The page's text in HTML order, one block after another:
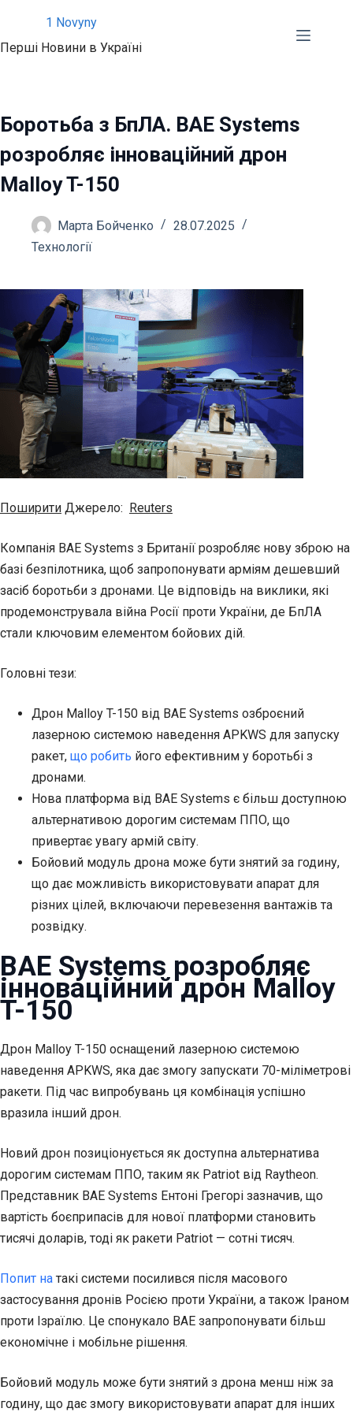
вмісту
1 Novyny
Перші Новини в Україні
Боротьба з БпЛА. BAE Systems
розробляє інноваційний дрон
Malloy T-150
Марта Бойченко
28.07.2025
Технології
Поширити Джерело: Reuters
Компанія BAE Systems з Британії розробляє нову зброю на
базі безпілотника, щоб запропонувати арміям дешевший
засіб боротьби з дронами. Це відповідь на виклики, які
продемонструвала війна Росії проти України, де БпЛА
стали ключовим елементом бойових дій.
Головні тези:
Дрон Malloy T-150 від BAE Systems озброєний
лазерною системою наведення APKWS для запуску
ракет, що робить його ефективним у боротьбі з
дронами.
Нова платформа від BAE Systems є більш доступною
альтернативою дорогим системам ППО, що
привертає увагу армій світу.
Бойовий модуль дрона може бути знятий за годину,
що дає можливість використовувати апарат для
різних цілей, включаючи перевезення вантажів та
розвідку.
BAE Systems розробляє
інноваційний дрон Malloy
T-150
Дрон Malloy T-150 оснащений лазерною системою
наведення APKWS, яка дає змогу запускати 70-міліметрові
ракети. Під час випробувань ця комбінація успішно
вразила інший дрон.
Новий дрон позиціонується як доступна альтернатива
дорогим системам ППО, таким як Patriot від Raytheon.
Представник BAE Systems Ентоні Грегорі зазначив, що
вартість боєприпасів для нової платформи становить
тисячі доларів, тоді як ракети Patriot — сотні тисяч.
Попит на такі системи посилився після масового
застосування дронів Росією проти України, а також Іраном
проти Ізраїлю. Це спонукало BAE запропонувати більш
економічне і мобільне рішення.
Бойовий модуль може бути знятий з дрона менш ніж за
годину, що дає змогу використовувати апарат для інших